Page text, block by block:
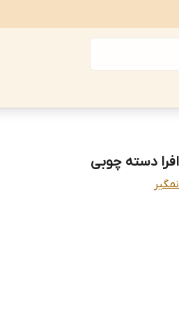
دسته چوبی